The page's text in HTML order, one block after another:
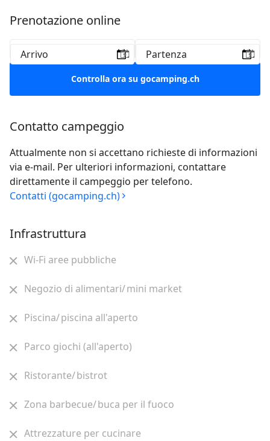
perfette per una vacanza all'insegna del relax!
Prenotazione online
Contatto campeggio
Attualmente non si accettano richieste di informazioni
via e-mail. Per ulteriori informazioni, contattare
direttamente il campeggio per telefono.
Contatti (gocamping.ch)
Infrastruttura
Wi-Fi aree pubbliche
Negozio di alimentari/ mini market
Piscina/ piscina all'aperto
Parco giochi (all'aperto)
Ristorante/ bistrot
Zona barbecue/ buca per il fuoco
Attrezzature per cucinare